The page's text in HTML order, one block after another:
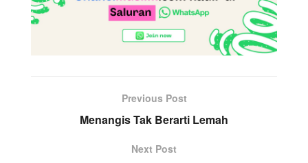
Previous Post
Menangis Tak Berarti Lemah
Next Post